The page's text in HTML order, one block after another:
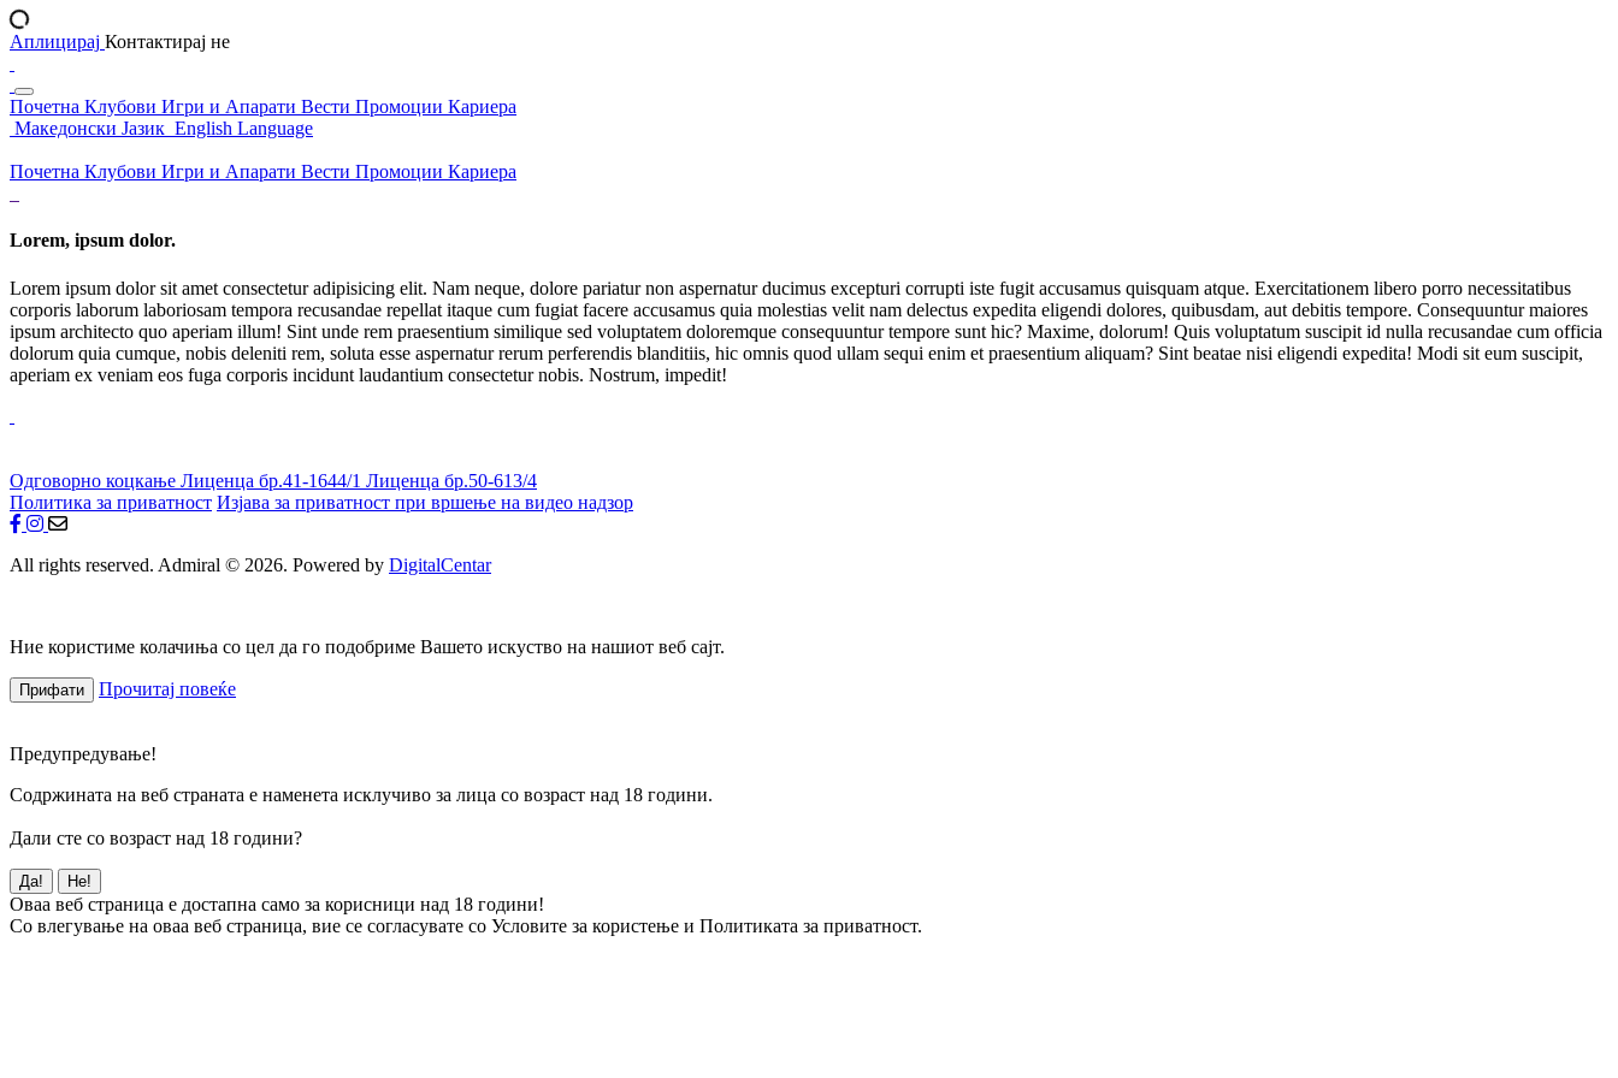
Аплицирај Контактирај не
Почетна Клубови Игри и Апарати Вести Промоции Кариера
Македонски Јазик English Language
Почетна Клубови Игри и Апарати Вести Промоции Кариера
Lorem, ipsum dolor.
Lorem ipsum dolor sit amet consectetur adipisicing elit. Nam neque, dolore pariatur non aspernatur ducimus excepturi corrupti iste fugit accusamus quisquam atque. Exercitationem libero porro necessitatibus
corporis laborum laboriosam tempora recusandae repellat itaque cum fugiat facere accusamus quia molestias velit nam delectus expedita eligendi dolores, quibusdam, aut debitis tempore. Consequuntur maiores
ipsum architecto quo aperiam illum! Sint unde rem praesentium similique sed voluptatem doloremque consequuntur tempore sunt hic? Maxime, dolorum! Quis voluptatum suscipit id nulla recusandae cum officia
dolorum quia cumque, nobis deleniti rem, soluta esse aspernatur rerum perferendis blanditiis, hic omnis quod ullam sequi enim et praesentium aliquam? Sint beatae nisi eligendi expedita! Modi sit eum suscipit,
aperiam ex veniam eos fuga corporis incidunt laudantium consectetur nobis. Nostrum, impedit!
Одговорно коцкање Лиценца бр.41-1644/1 Лиценца бр.50-613/4
Политика за приватност Изјава за приватност при вршење на видео надзор
All rights reserved. Admiral © 2026. Powered by DigitalCentar
Ние користиме колачиња со цел да го подобриме Вашето искуство на нашиот веб сајт.
Прифати Прочитај повеќе
Предупредување!
Содржината на веб страната е наменета исклучиво за лица со возраст над 18 години.
Дали сте со возраст над 18 години?
Да! Не!
Оваа веб страница е достапна само за корисници над 18 години!
Со влегување на оваа веб страница, вие се согласувате со Условите за користење и Политиката за приватност.